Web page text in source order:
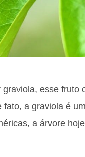
graviola, esse
fato, a graviola é
a árvore